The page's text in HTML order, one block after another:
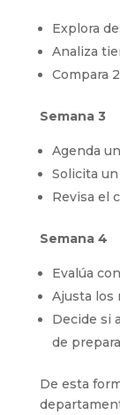
Explora
Analiza
Compara
Semana 3
Agenda
Solicita
Revisa el
Semana 4
Evalúa
Ajusta los
Decide si
de
De esta